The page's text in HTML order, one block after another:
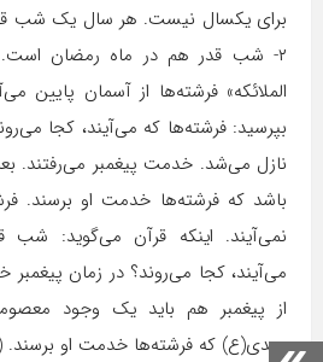
برای یکسال نیست. هر سال یک شب
الملائکه» فرشته‌ها از آسمان پایین
بپرسید: فرشته‌ها که می‌آیند، کجا
نازل می‌شد. خدمت پیغمبر می‌رفتند.
باشد که فرشته‌ها خدمت او برسند.
نمی‌آیند. اینکه قرآن می‌گوید: شب
می‌آیند، کجا می‌روند؟ در زمان
از پیغمبر هم باید یک وجود
مهدی(ع) که فرشته‌ها خدمت او